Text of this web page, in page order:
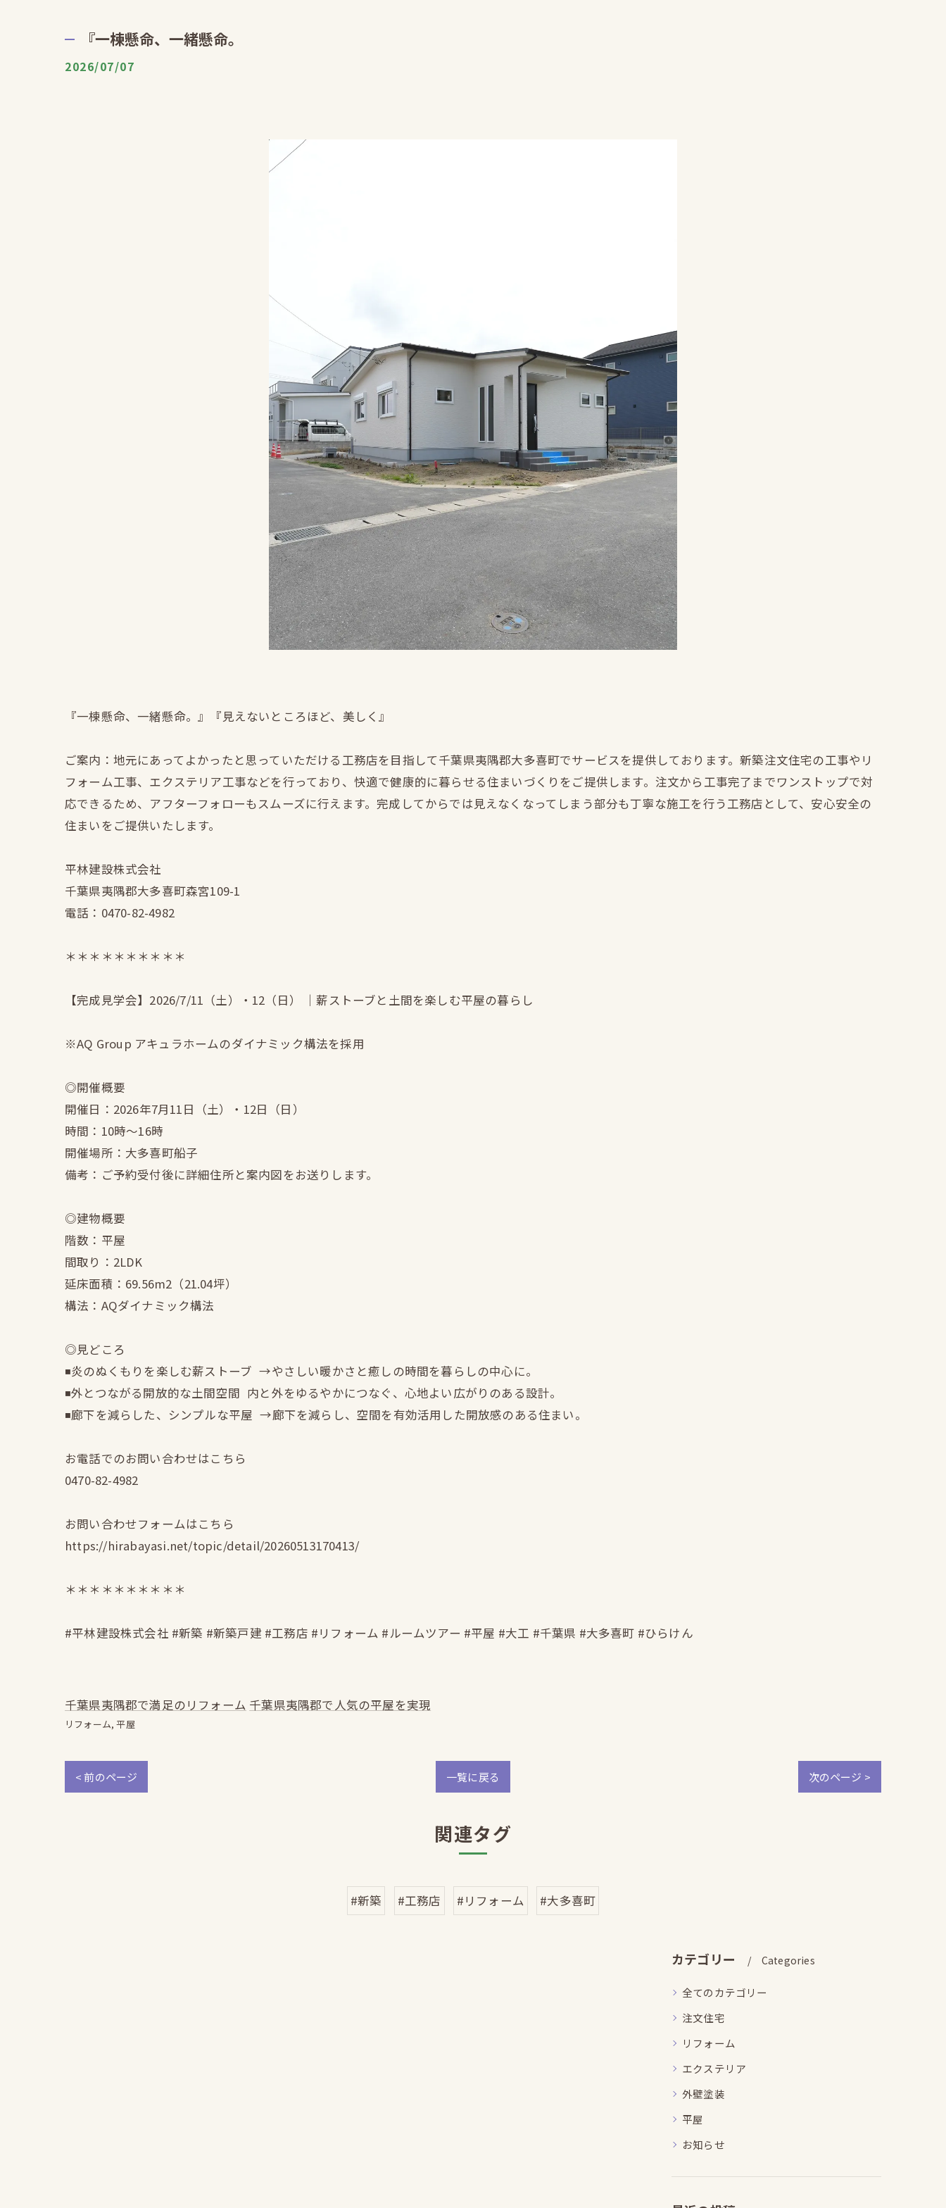
『一棟懸命、一緒懸命。
2026/07/07
『一棟懸命、一緒懸命。』『見えないところほど、美しく』
ご案内：地元にあってよかったと思っていただける工務店を目指して千葉県夷隅郡大多喜町でサービスを提供しております。新築注文住宅の工事やリ
フォーム工事、エクステリア工事などを行っており、快適で健康的に暮らせる住まいづくりをご提供します。注文から工事完了までワンストップで対
応できるため、アフターフォローもスムーズに行えます。完成してからでは見えなくなってしまう部分も丁寧な施工を行う工務店として、安心安全の
住まいをご提供いたします。
平林建設株式会社
千葉県夷隅郡大多喜町森宮109-1
電話：0470-82-4982
＊＊＊＊＊＊＊＊＊＊
【完成見学会】2026/7/11（土）・12（日） ｜薪ストーブと土間を楽しむ平屋の暮らし
※AQ Group アキュラホームのダイナミック構法を採用
◎開催概要
開催日：2026年7月11日（土）・12日（日）
時間：10時〜16時
開催場所：大多喜町船子
備考：ご予約受付後に詳細住所と案内図をお送りします。
◎建物概要
階数：平屋
間取り：2LDK
延床面積：69.56m2（21.04坪）
構法：AQダイナミック構法
◎見どころ
◾️炎のぬくもりを楽しむ薪ストーブ →やさしい暖かさと癒しの時間を暮らしの中心に。
◾️外とつながる開放的な土間空間 内と外をゆるやかにつなぐ、心地よい広がりのある設計。
◾️廊下を減らした、シンプルな平屋 →廊下を減らし、空間を有効活用した開放感のある住まい。
お電話でのお問い合わせはこちら
0470-82-4982
お問い合わせフォームはこちら
https://hirabayasi.net/topic/detail/20260513170413/
＊＊＊＊＊＊＊＊＊＊
#平林建設株式会社 #新築 #新築戸建 #工務店 #リフォーム #ルームツアー #平屋 #大工 #千葉県 #大多喜町 #ひらけん
千葉県夷隅郡で満足のリフォーム 千葉県夷隅郡で人気の平屋を実現
リフォーム 平屋
< 前のページ 一覧に戻る 次のページ >
関連タグ
#新築 #工務店 #リフォーム #大多喜町
カテゴリー Categories
全てのカテゴリー
注文住宅
リフォーム
エクステリア
外壁塗装
平屋
お知らせ